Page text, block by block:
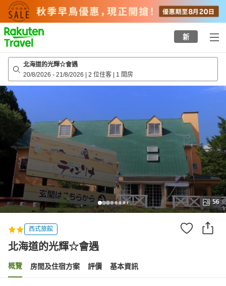
to
top
page
新
北海道的光輝☆會遇
20/8/2026 - 21/8/2026 | 2 位住客 | 1 間房
56
西式旅館
北海道的光輝☆會遇
概覽 房間及住宿方案 評價 基本資訊